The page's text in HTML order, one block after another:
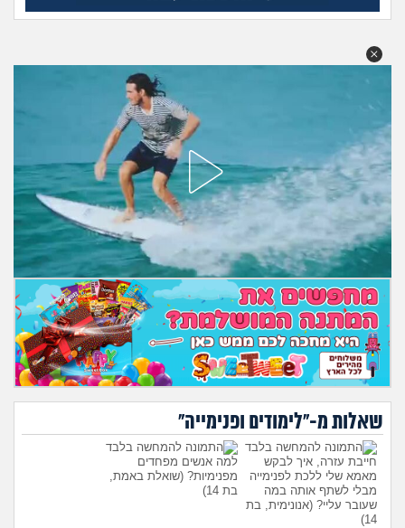
מה שעובר עליי
שומרים על הגוף
פיננסי וכלכלה
בין הסדינים
חיות מחמד
יוקר המחיה
גאווה
שאלות מ-"לימודים ופנימייה"
חייבת עזרה, איך לבקש
מאמא שלי ללכת לפנימייה
מבלי לשתף אותה במה
שעובר עליי? (אנונימית, בת
14)
למה אנשים מפחדים
מפנימיות? (שואלת באמת,
בת 14)